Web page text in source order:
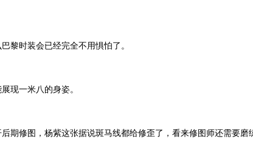
黎时装会已经完全不用惧怕了。
现一米八的身姿。
期修图，杨紫这张据说斑马线都给修歪了，看来修图师还需要磨